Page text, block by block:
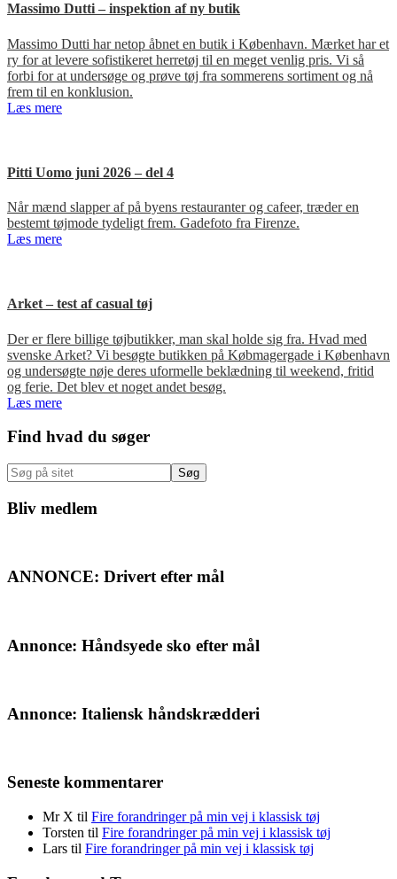
Massimo Dutti – inspektion af ny butik
Massimo Dutti har netop åbnet en butik i København. Mærket har et
ry for at levere sofistikeret herretøj til en meget venlig pris. Vi så
forbi for at undersøge og prøve tøj fra sommerens sortiment og nå
frem til en konklusion.
Læs mere
Pitti Uomo juni 2026 – del 4
Når mænd slapper af på byens restauranter og cafeer, træder en
bestemt tøjmode tydeligt frem. Gadefoto fra Firenze.
Læs mere
Arket – test af casual tøj
Der er flere billige tøjbutikker, man skal holde sig fra. Hvad med
svenske Arket? Vi besøgte butikken på Købmagergade i København
og undersøgte nøje deres uformelle beklædning til weekend, fritid
og ferie. Det blev et noget andet besøg.
Læs mere
Primær
Sidebar
Find hvad du søger
Søg
på
sitet
Bliv medlem
ANNONCE: Drivert efter mål
Annonce: Håndsyede sko efter mål
Annonce: Italiensk håndskrædderi
Seneste kommentarer
Mr X til Fire forandringer på min vej i klassisk tøj
Torsten til Fire forandringer på min vej i klassisk tøj
Lars til Fire forandringer på min vej i klassisk tøj